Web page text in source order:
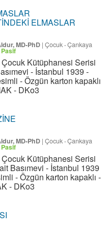
ELMASLAR
MD-PhD | Çocuk ·Çankaya
Pasif
Kütüphanesi Serisi
- İstanbul 1939 -
- Özgün karton kapaklı
- DKo3
MD-PhD | Çocuk ·Çankaya
Pasif
Kütüphanesi Serisi
Basımevi - İstanbul 1939
- Özgün karton kapaklı -
- DKo3